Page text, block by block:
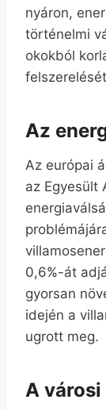
nyáron,
történelmi
okokból
Az
Az európai
az Egyesült
0,6%-át
gyorsan
idején a
ugrott meg.
A